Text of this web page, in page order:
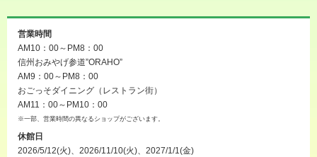
営業時間
AM10：00～PM8：00
信州おみやげ参道”ORAHO”
AM9：00～PM8：00
おごっそダイニング（レストラン街）
AM11：00～PM10：00
※一部、営業時間の異なるショップがございます。
休館日
2026/5/12(火)、2026/11/10(火)、2027/1/1(金)